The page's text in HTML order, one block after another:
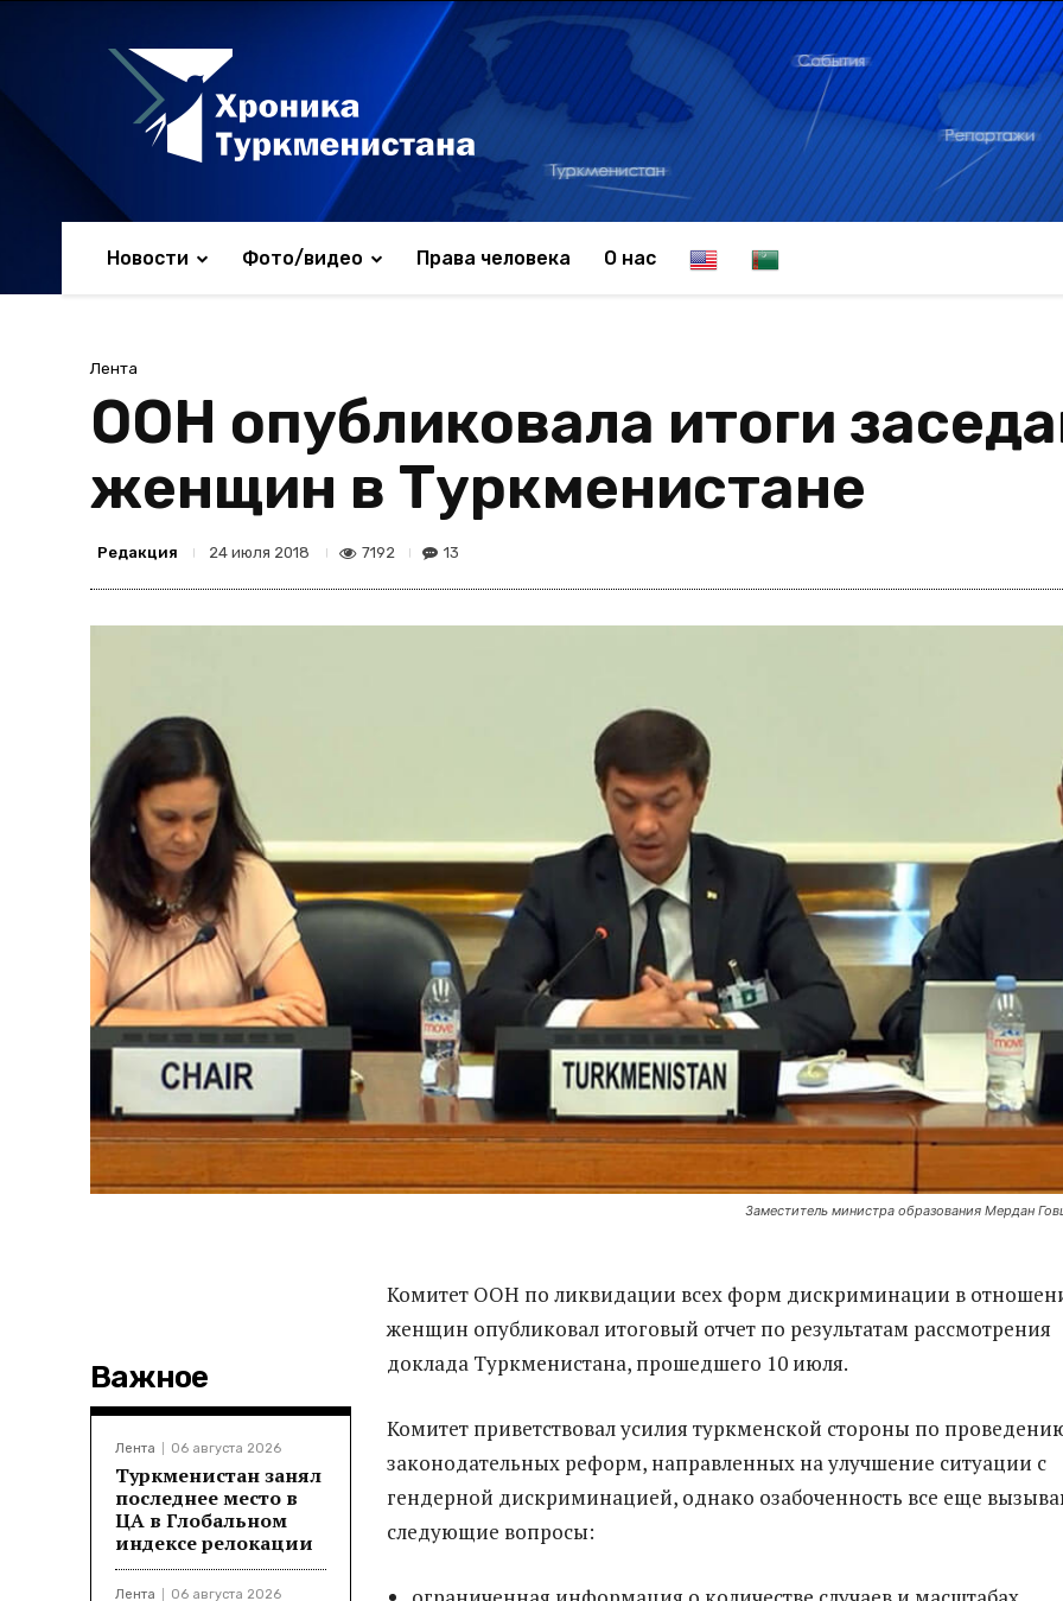
Новости Фото/видео Права человека О нас E
l
T
k
Лента
ООН опубликовала итоги
женщин в Туркменистане
Редакция 24 июля 2018 7192 13
Заместитель министра образования Мердан
Важное
Лента 06 августа 2026
Туркменистан занял
последнее место в
ЦА в Глобальном
индексе релокации
Лента 06 августа 2026
Комитет ООН по ликвидации всех форм дискриминации в
женщин опубликовал итоговый отчет по результатам рассмотрения
доклада Туркменистана, прошедшего 10 июля.
Комитет приветствовал усилия туркменской стороны по
законодательных реформ, направленных на улучшение ситуации с
гендерной дискриминацией, однако озабоченность все еще
следующие вопросы: